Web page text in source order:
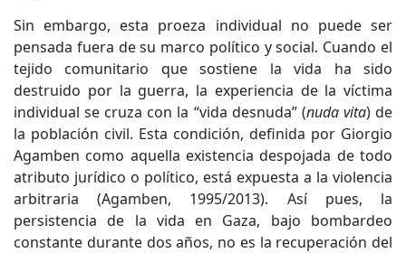
Sin embargo, esta proeza individual no puede ser
pensada fuera de su marco político y social. Cuando el
tejido comunitario que sostiene la vida ha sido
destruido por la guerra, la experiencia de la víctima
individual se cruza con la “vida desnuda” (nuda vita) de
la población civil. Esta condición, definida por Giorgio
Agamben como aquella existencia despojada de todo
atributo jurídico o político, está expuesta a la violencia
arbitraria (Agamben, 1995/2013). Así pues, la
persistencia de la vida en Gaza, bajo bombardeo
constante durante dos años, no es la recuperación del